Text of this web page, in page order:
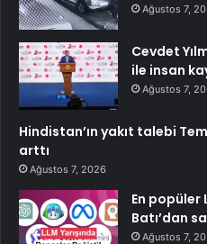
Ağustos 7,
Cevdet
ile insan
Ağustos 7,
Hindistan’ın yakıt talebi
arttı
Ağustos 7, 2026
En popüler
Batı’dan
Ağustos 7,